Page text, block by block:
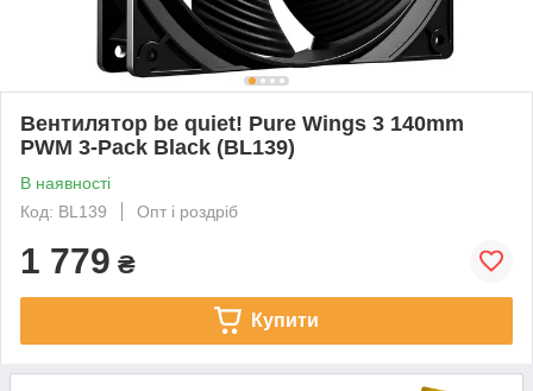
Вентилятор be quiet! Pure Wings 3 140mm
PWM 3-Pack Black (BL139)
В наявності
Код: BL139
Опт і роздріб
1 779 ₴
Купити